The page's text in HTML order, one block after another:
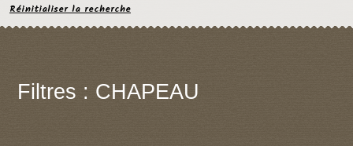
Réinitialiser la recherche
Filtres : CHAPEAU